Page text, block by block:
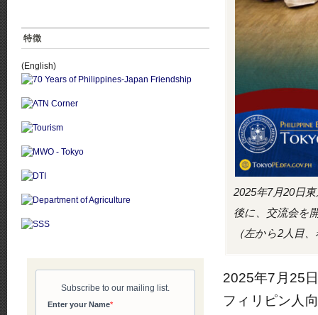
2025年7月20日
後に、交流会を
（左から2人目
2025年7月25
フィリピン人
特徴
(English)